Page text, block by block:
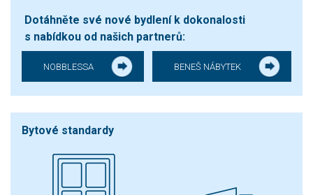
Dotáhněte své nové bydlení k dokonalosti
s nabídkou od našich partnerů:
NOBBLESSA BENEŠ NÁBYTEK
Bytové standardy